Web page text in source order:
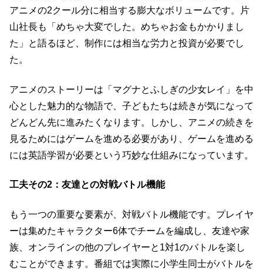
アニメの2クール分に相当する膨大なボリュームです。片
山社長も「めちゃ大変でした。めちゃお金もかかりまし
た」と語るほど、制作には相当な労力と投資が必要でし
た。
アニメのストーリーは「マグナとふしぎの少女レイ」を中
心とした魅力的な物語で、子どもたちは続きが気になって
どんどん先に進みたくなります。しかし、アニメの続きを
見るためにはゲームを進める必要があり、ゲームを進める
には英語学習が必要という巧妙な仕組みになっています。
工夫その2：友達との対戦バトル機能
もう一つの重要な要素が、対戦バトル機能です。プレイヤ
ーは集めたキャラクター6体でチームを編成し、友達や家
族、オンラインの他のプレイヤーと1対1のバトルを楽し
むことができます。番組では実際に小学生同士がバトルを